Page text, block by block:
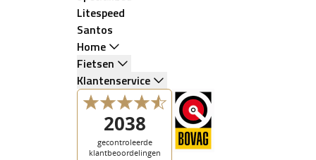
Litespeed
Santos
Home
Fietsen
Klantenservice